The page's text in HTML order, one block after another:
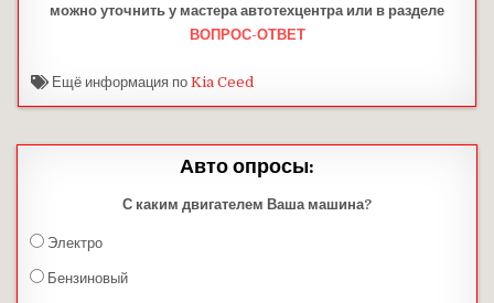
можно уточнить у мастера автотехцентра или в разделе
ВОПРОС-ОТВЕТ
Ещё информация поKia Ceed
Авто опросы:
С каким двигателем Ваша машина?
Электро
Бензиновый